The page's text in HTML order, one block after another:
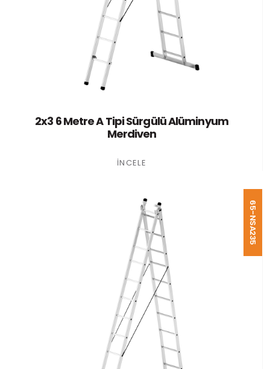
2x3 6 Metre A Tipi Sürgülü Alüminyum
Merdiven
İNCELE
65-NSA235